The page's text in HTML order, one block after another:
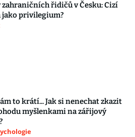
zahraničních řidičů v Česku: Cizí
jako privilegium?
to krátí... Jak si nenechat zkazit
myšlenkami na zářijový